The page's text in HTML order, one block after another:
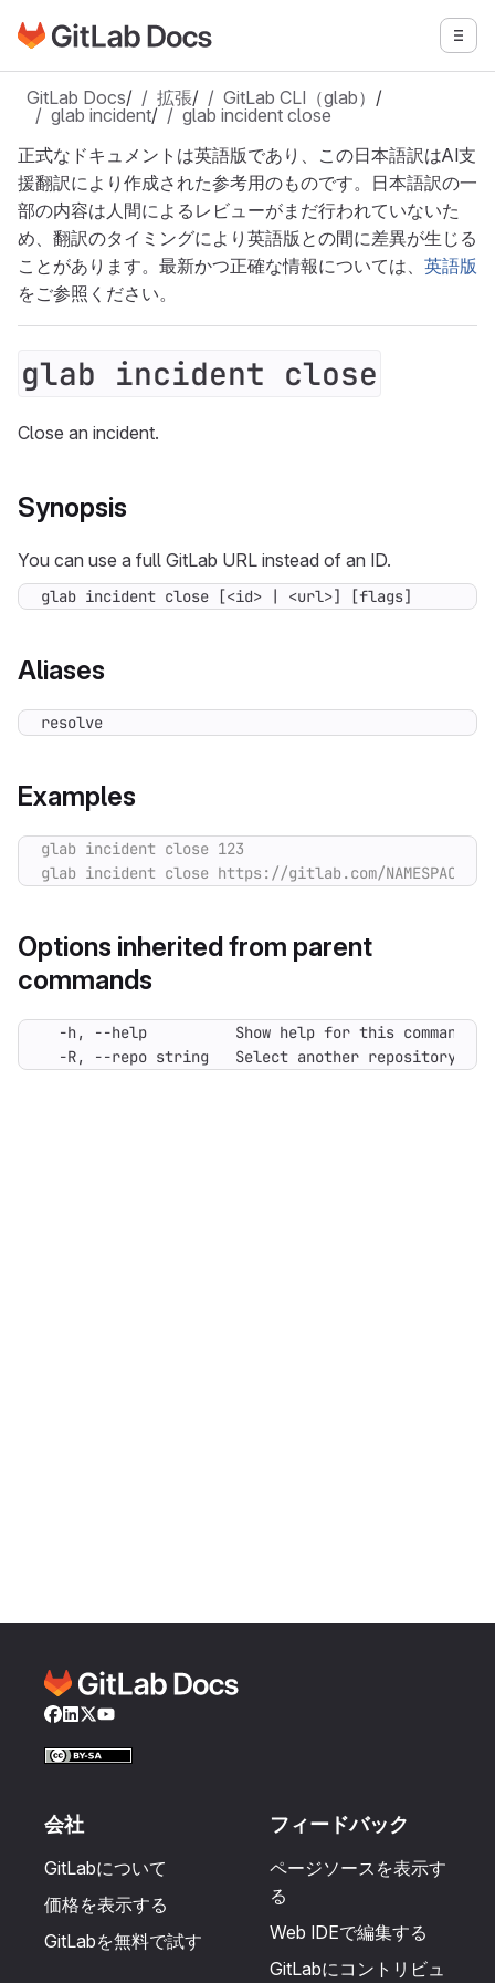
メインコンテンツにスキップ
GitLabドキュメントのホームページに移動 メニ
GitLab Docs/ 拡張/ GitLab CLI（glab） /
glab incident/
glab incident close
正式なドキュメントは英語版であり、この日本語訳はAI支
援翻訳により作成された参考用のものです。日本語訳の一
部の内容は人間によるレビューがまだ行われていないた
め、翻訳のタイミングにより英語版との間に差異が生じる
ことがあります。最新かつ正確な情報については、 英語版
をご参照ください。
glab incident close
Close an incident.
Synopsis
You can use a full GitLab URL instead of an ID.
glab incident close [<id> | <url>] [flags]
Aliases
resolve
Examples
Options inherited from parent
commands
-R, --repo string   Select another repository.
Facebook
LinkedIn
Twitter
YouTube
会社
GitLabについて
価格を表示する
GitLabを無料で試す
フィードバック
ページソースを表示す
る
Web IDEで編集する
GitLabにコントリビュ